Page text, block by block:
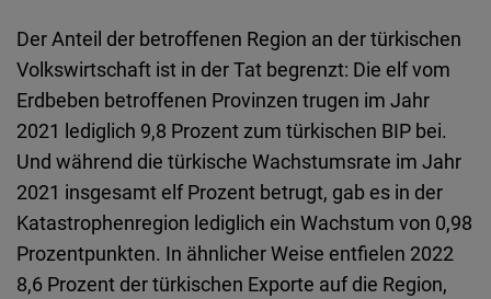
Der Anteil der betroffenen Region an der türkischen
Volkswirtschaft ist in der Tat begrenzt: Die elf vom
Erdbeben betroffenen Provinzen trugen im Jahr
2021 lediglich 9,8 Prozent zum türkischen BIP bei.
Und während die türkische Wachstumsrate im Jahr
2021 insgesamt elf Prozent betrugt, gab es in der
Katastrophenregion lediglich ein Wachstum von 0,98
Prozentpunkten. In ähnlicher Weise entfielen 2022
8,6 Prozent der türkischen Exporte auf die Region,